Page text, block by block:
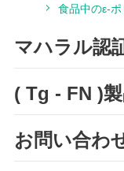
食品中のε‐
マハラル認
( Tg - FN )
お問い合わ